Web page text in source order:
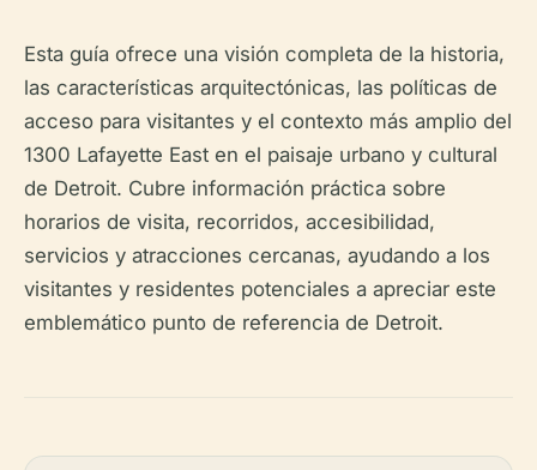
Esta guía ofrece una visión completa de la historia,
las características arquitectónicas, las políticas de
acceso para visitantes y el contexto más amplio del
1300 Lafayette East en el paisaje urbano y cultural
de Detroit. Cubre información práctica sobre
horarios de visita, recorridos, accesibilidad,
servicios y atracciones cercanas, ayudando a los
visitantes y residentes potenciales a apreciar este
emblemático punto de referencia de Detroit.